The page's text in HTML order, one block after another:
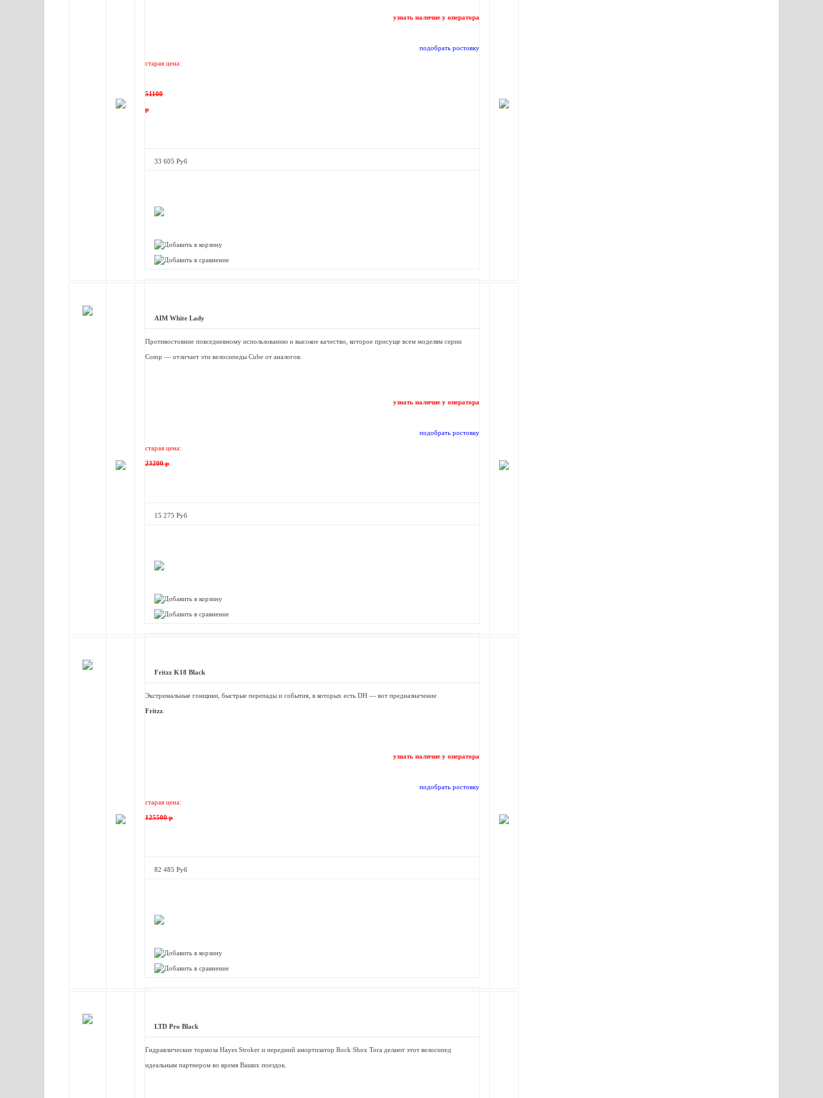
узнать наличие у оператора
подобрать ростовку
старая цена:
51100
р
33 605 Руб
AIM White Lady
Противостояние повседневному использованию и высокое качество, которое присуще всем моделям серии
Comp — отличает эти велосипеды Cube от аналогов.
узнать наличие у оператора
подобрать ростовку
старая цена:
23200 р
15 275 Руб
Fritzz K18 Black
Экстримальные гонщики, быстрые перепады и события, в которых есть DH — вот предназначение
Fritzz
узнать наличие у оператора
подобрать ростовку
старая цена:
125500 р
82 485 Руб
LTD Pro Black
Гидравлические тормоза Hayes Stroker и передний амортизатор Rock Shox Tora делают этот велосипед
идеальным партнером во время Ваших поездок.